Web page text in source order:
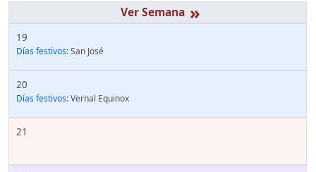
»
19
Días festivos:San José
20
Días festivos:Vernal Equinox
21